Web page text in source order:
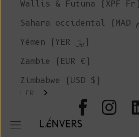
L'ENVERS
Ouvrir le menu de navigation
Wallis & Futuna (XPF Fr)
Yémen (YER ﷼)
Zambie (EUR €)
Zimbabwe (USD $)
FR